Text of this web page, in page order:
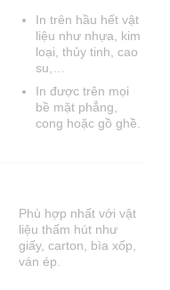
In trên hầu hết vật
liệu như nhựa, kim
loại, thủy tinh, cao
su,…
In được trên mọi
bề mặt phẳng,
cong hoặc gồ ghề.
Phù hợp nhất với vật
liệu thấm hút như
giấy, carton, bìa xốp,
ván ép.